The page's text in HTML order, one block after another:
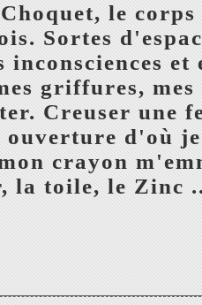
le
Sortes
inconsciences
griffures, mes
Creuser une
ouverture d'où
crayon
la toile, le Zinc